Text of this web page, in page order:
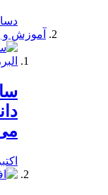
دسامبر
آموزش
اکتبر 22,